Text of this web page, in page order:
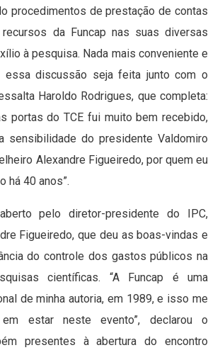
procedimentos de prestação de contas
da Funcap nas suas diversas
à pesquisa. Nada mais conveniente e
essa discussão seja feita junto com o
Haroldo Rodrigues, que completa:
portas do TCE fui muito bem recebido,
sensibilidade do presidente Valdomiro
Alexandre Figueiredo, por quem eu
há 40 anos”.
pelo diretor-presidente do IPC,
Figueiredo, que deu as boas-vindas e
do controle dos gastos públicos na
científicas. “A Funcap é uma
de minha autoria, em 1989, e isso me
estar neste evento”, declarou o
presentes à abertura do encontro